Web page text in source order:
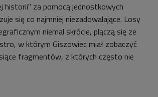
historii" za pomocą jednostkowych
się co najmniej niezadowalające. Losy
niemal skrócie, plączą się ze
w którym Giszowiec miał zobaczyć
fragmentów, z których często nie